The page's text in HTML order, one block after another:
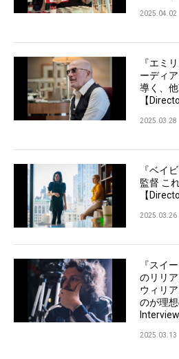
2025.04.02
『エミ
ーディ
導く、
【
2025.03.28
『ベイ
監督 こ
【
2025.03.26
『スイ
のリリ
ウィリ
のが理
2025.03.13